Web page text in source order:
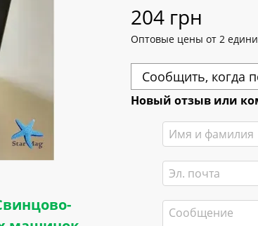
204 грн
Оптовые цены от 2
Сообщить, когда
Новый отзыв или